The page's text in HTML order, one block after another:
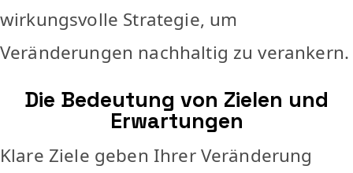
wirkungsvolle Strategie, um
Veränderungen nachhaltig zu verankern.
Die Bedeutung von Zielen und
Erwartungen
Klare Ziele geben Ihrer Veränderung